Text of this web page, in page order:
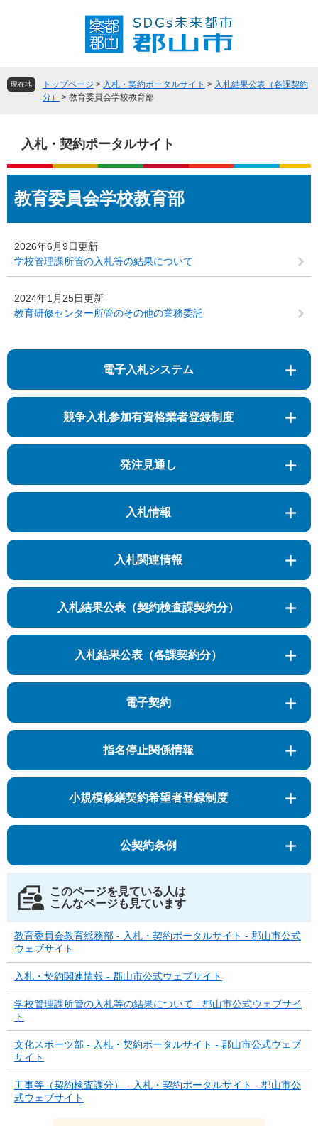
頭
飛
へ
現在地 トップページ > 入札・契約ポータルサイト > 入札結果公表（各課契約
分）
> 教育委員会学校教育部
入札・契約ポータルサイト
文教育委員会学校教育部
2026年6月9日更新
学校管理課所管の入札等の結果について
2024年1月25日更新
教育研修センター所管のその他の業務委託
電子入札システム
競争入札参加有資格業者登録制度
発注見通し
入札情報
入札関連情報
入札結果公表（契約検査課契約分）
入札結果公表（各課契約分）
電子契約
指名停止関係情報
小規模修繕契約希望者登録制度
公契約条例
このページを見ている人は
こんなページも見ています
教育委員会教育総務部 - 入札・契約ポータルサイト - 郡山市公式
ウェブサイト
入札・契約関連情報 - 郡山市公式ウェブサイト
学校管理課所管の入札等の結果について - 郡山市公式ウェブサイ
ト
文化スポーツ部 - 入札・契約ポータルサイト - 郡山市公式ウェブ
サイト
工事等（契約検査課分） - 入札・契約ポータルサイト - 郡山市公
式ウェブサイト